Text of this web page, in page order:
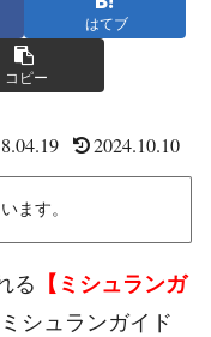
はてブ
コピー
2024.10.10
ます。
る 【ミシュランガ
シュランガイド